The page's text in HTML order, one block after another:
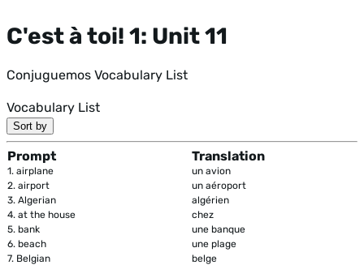
C'est à toi! 1: Unit 11
Conjuguemos Vocabulary List
Vocabulary List
Sort by
Prompt Translation
1. airplane
un avion
2. airport
un aéroport
3. Algerian
algérien
4. at the house
chez
5. bank
une banque
6. beach
une plage
7. Belgian
belge